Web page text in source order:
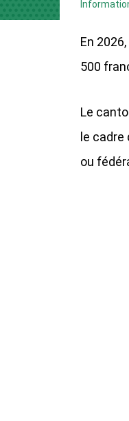
En
500
Le
le cadre
ou